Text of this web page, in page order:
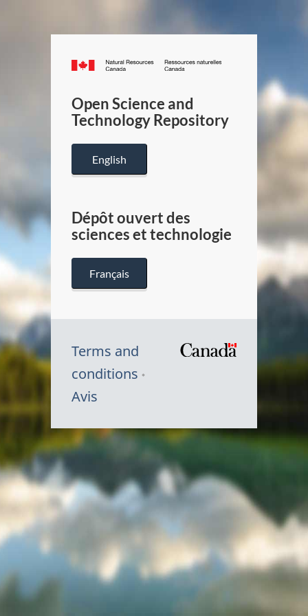
Canada.ca
/
Canada
Open Science and
Technology Repository
English
Dépôt ouvert des
sciences et technologie
Français
Terms and
conditions
Avis
Symbole
du